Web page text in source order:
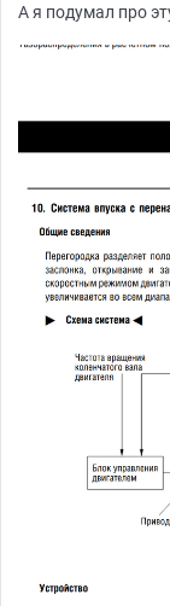
А я подумал про